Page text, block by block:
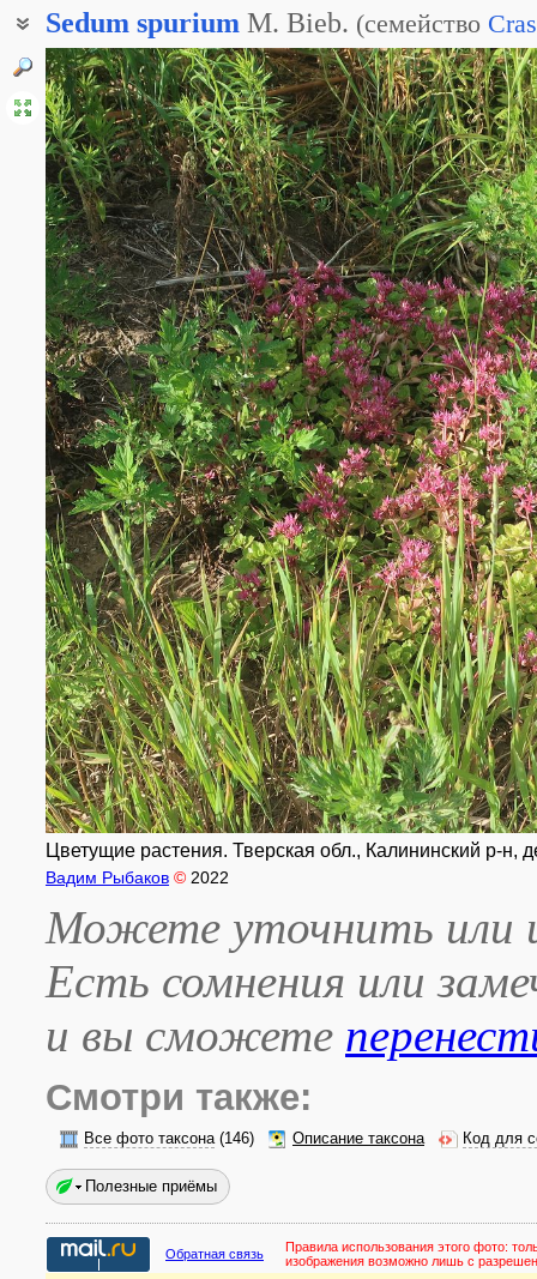
Sedum spurium M. Bieb. (семейство
Федимус неясный
Цветущие растения. Тверская обл., Калининский р-н,
Вадим Рыбаков © 2022
Можете уточнить или
Есть сомнения или
и вы сможете
Смотри также:
Все фото таксона(146) Описание таксона Код для
Полезные приёмы
Обратная связь Правила использования этого фото:
изображения возможно лишь с